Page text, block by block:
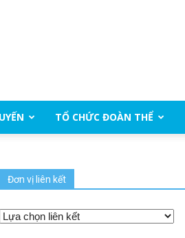
TỔ CHỨC ĐOÀN THỂ
Đơn vị liên kết